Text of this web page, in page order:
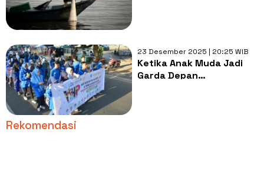
23 Desember 2025 | 20:25 WIB
Ketika Anak Muda Jadi
Garda Depan
Rekomendasi